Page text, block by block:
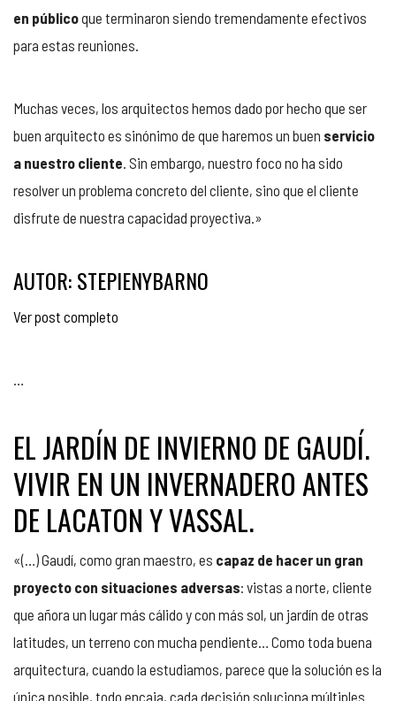
en públicoque terminaron siendo tremendamente efectivos
para estas reuniones.
Muchas veces, los arquitectos hemos dado por hecho que ser
buen arquitecto es sinónimo de que haremos un buen servicio
a nuestro cliente . Sin embargo, nuestro foco no ha sido
resolver un problema concreto del cliente, sino que el cliente
disfrute de nuestra capacidad proyectiva.»
AUTOR: STEPIENYBARNO
Ver post completo
EL JARDÍN DE INVIERNO DE GAUDÍ.
VIVIR EN UN INVERNADERO ANTES
DE LACATON Y VASSAL.
«(…) Gaudí, como gran maestro, es capaz de hacer un gran
proyecto con situaciones adversas: vistas a norte, cliente
que añora un lugar más cálido y con más sol, un jardín de otras
latitudes, un terreno con mucha pendiente… Como toda buena
arquitectura, cuando la estudiamos, parece que la solución es la
única posible, todo encaja, cada decisión soluciona múltiples